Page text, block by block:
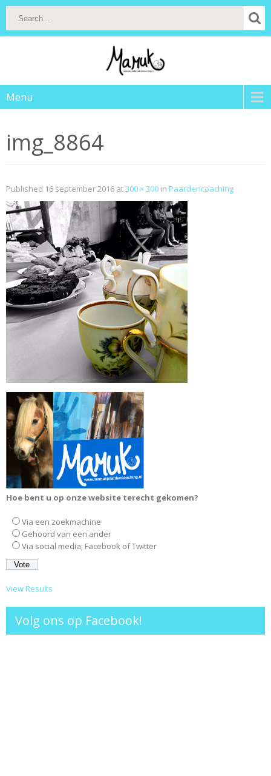
Menu
img_8864
Published 16 september 2016 at300 × 300 in Paardencoaching
Hoe bent u op onze website terecht gekomen?
Via een zoekmachine
Gehoord van een ander
Via social media; Facebook of Twitter
View Results
Volg ons op Facebook!